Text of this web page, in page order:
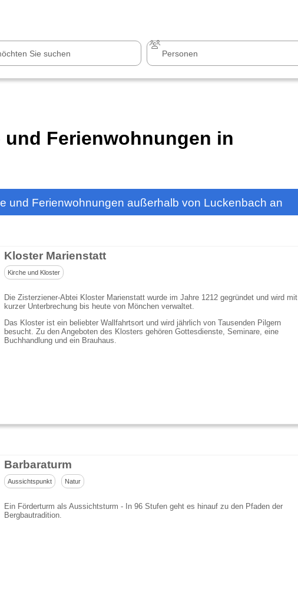
Pfalz
Ferienwohnungen in
und Ferienwohnungen außerhalb von Luckenbach an
Kloster Marienstatt
Kirche und Kloster
Die Zisterziener-Abtei Kloster Marienstatt wurde im Jahre 1212 gegründet und wird mit
kurzer Unterbrechung bis heute von Mönchen verwaltet.
Das Kloster ist ein beliebter Wallfahrtsort und wird jährlich von Tausenden Pilgern
besucht. Zu den Angeboten des Klosters gehören Gottesdienste, Seminare, eine
Buchhandlung und ein Brauhaus.
Barbaraturm
Aussichtspunkt Natur
Ein Förderturm als Aussichtsturm - In 96 Stufen geht es hinauf zu den Pfaden der
Bergbautradition.